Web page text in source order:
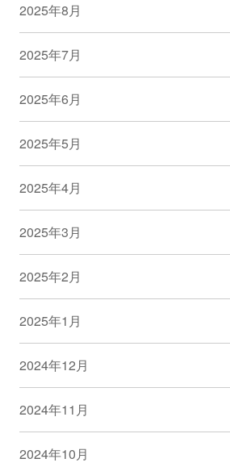
2025年8月
2025年7月
2025年6月
2025年5月
2025年4月
2025年3月
2025年2月
2025年1月
2024年12月
2024年11月
2024年10月